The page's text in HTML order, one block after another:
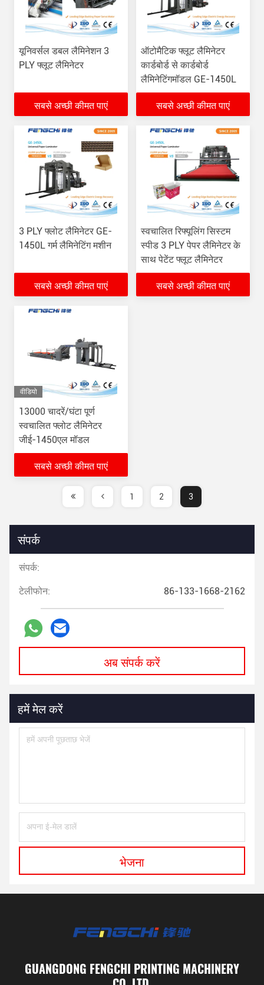
यूनिवर्सल डबल लैमिनेशन 3
PLY फ्लूट लैमिनेटर
सबसे अच्छी कीमत पाएं
ऑटोमैटिक फ्लूट लैमिनेटर
कार्डबोर्ड से कार्डबोर्ड
लैमिनेटिंगमॉडल GE-1450L
सबसे अच्छी कीमत पाएं
3 PLY फ्लोट लैमिनेटर GE-
1450L गर्म लैमिनेटिंग मशीन
सबसे अच्छी कीमत पाएं
स्वचालित रिफ्यूलिंग सिस्टम
स्पीड 3 PLY पेपर लैमिनेटर के
साथ पेटेंट फ्लूट लैमिनेटर
सबसे अच्छी कीमत पाएं
वीडियो
13000 चादरें/घंटा पूर्ण
स्वचालित फ्लोट लैमिनेटर
जीई-1450एल मॉडल
सबसे अच्छी कीमत पाएं
1 2 3
संपर्क
संपर्क:
टेलीफोन: 86-133-1668-2162
अब संपर्क करें
हमें मेल करें
भेजना
GUANGDONG FENGCHI PRINTING MACHINERY